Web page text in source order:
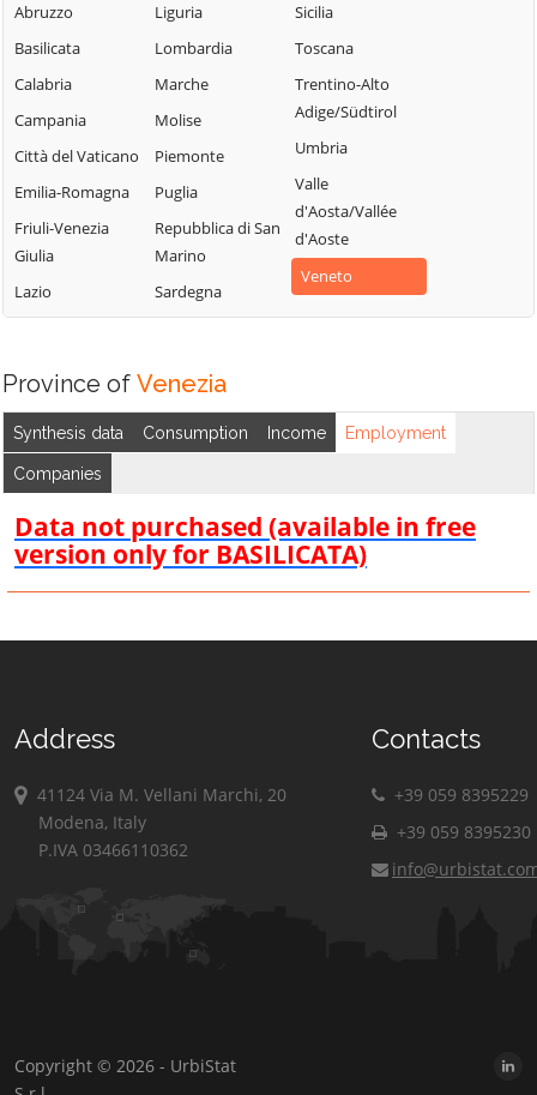
Fiesso d'Artico
Abruzzo
Basilicata
Calabria
Campania
Città del Vaticano
Emilia-Romagna
Friuli-Venezia
Giulia
Lazio
Liguria
Lombardia
Marche
Molise
Piemonte
Puglia
Repubblica di San
Marino
Sardegna
Sicilia
Toscana
Trentino-Alto
Adige/Südtirol
Umbria
Valle
d'Aosta/Vallée
d'Aoste
Veneto
Province of Venezia
Synthesis data Consumption Income Employment
Companies
Data not purchased (available in free
version only for BASILICATA)
Address
41124 Via M. Vellani Marchi, 20
Modena, Italy
P.IVA 03466110362
Contacts
+39 059 8395229
+39 059 8395230
Copyright © 2026 - UrbiStat